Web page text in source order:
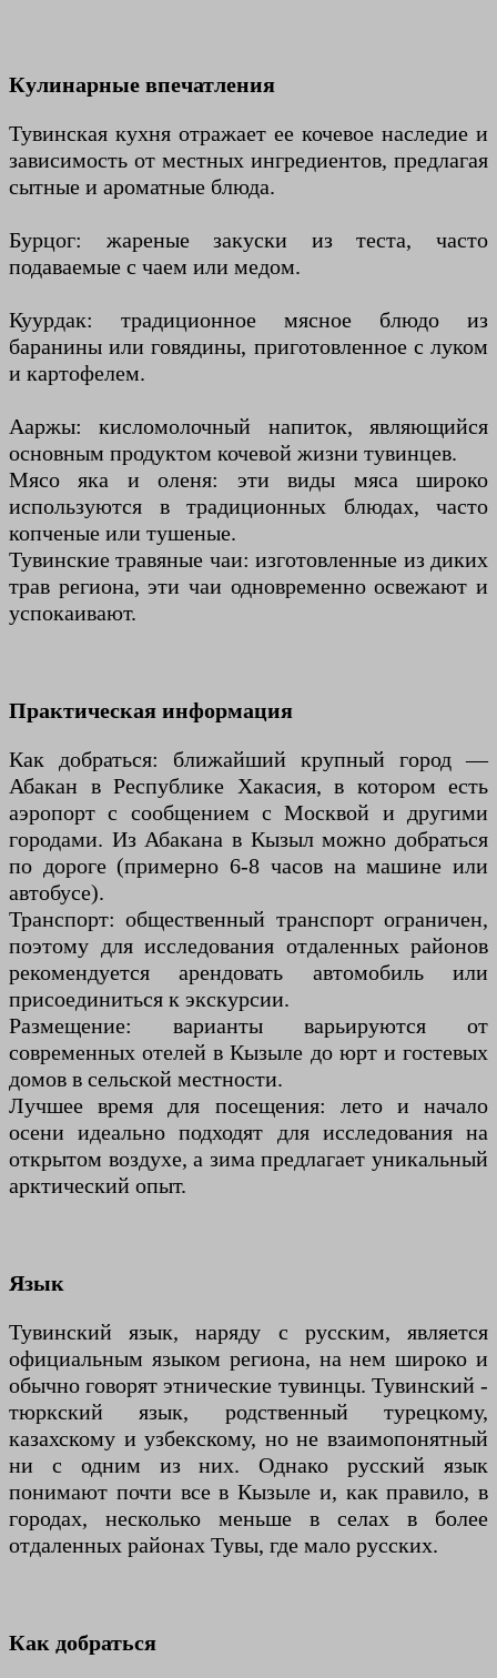
Кулинарные впечатления
Тувинская кухня отражает ее кочевое наследие и
зависимость от местных ингредиентов, предлагая
сытные и ароматные блюда.
Бурцог: жареные закуски из теста, часто
подаваемые с чаем или медом.
Куурдак: традиционное мясное блюдо из
баранины или говядины, приготовленное с луком
и картофелем.
Ааржы: кисломолочный напиток, являющийся
основным продуктом кочевой жизни тувинцев.
Мясо яка и оленя: эти виды мяса широко
используются в традиционных блюдах, часто
копченые или тушеные.
Тувинские травяные чаи: изготовленные из диких
трав региона, эти чаи одновременно освежают и
успокаивают.
Практическая информация
Как добраться: ближайший крупный город —
Абакан в Республике Хакасия, в котором есть
аэропорт с сообщением с Москвой и другими
городами. Из Абакана в Кызыл можно добраться
по дороге (примерно 6-8 часов на машине или
автобусе).
Транспорт: общественный транспорт ограничен,
поэтому для исследования отдаленных районов
рекомендуется арендовать автомобиль или
присоединиться к экскурсии.
Размещение: варианты варьируются от
современных отелей в Кызыле до юрт и гостевых
домов в сельской местности.
Лучшее время для посещения: лето и начало
осени идеально подходят для исследования на
открытом воздухе, а зима предлагает уникальный
арктический опыт.
Язык
Тувинский язык, наряду с русским, является
официальным языком региона, на нем широко и
обычно говорят этнические тувинцы. Тувинский -
тюркский язык, родственный турецкому,
казахскому и узбекскому, но не взаимопонятный
ни с одним из них. Однако русский язык
понимают почти все в Кызыле и, как правило, в
городах, несколько меньше в селах в более
отдаленных районах Тувы, где мало русских.
Как добраться